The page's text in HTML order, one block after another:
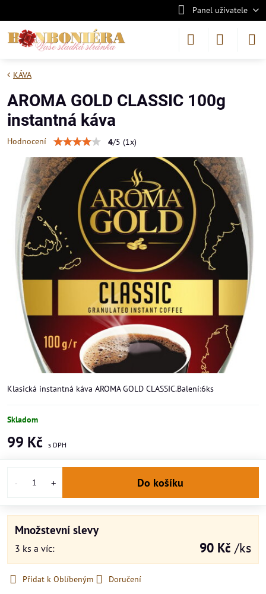
Panel uživatele
KÁVA
AROMA GOLD CLASSIC 100g
instantná káva
Hodnocení 4/5 (1x)
Klasická instantná káva AROMA GOLD CLASSIC.Balení:6ks
Skladom
99 Kč
Do košíku
Množstevní slevy
3 ks a víc: 90 Kč /ks
Přidat k Oblíbeným
Doručení